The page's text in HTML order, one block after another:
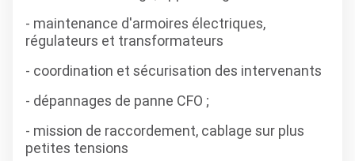
- maintenance d'armoires électriques,
régulateurs et transformateurs
- coordination et sécurisation des intervenants
- dépannages de panne CFO ;
- mission de raccordement, cablage sur plus
petites tensions